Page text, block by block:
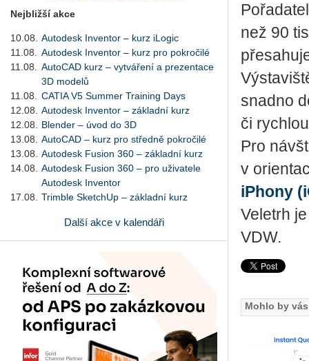
Nejbližší akce
10.08.
Autodesk Inventor – kurz iLogic
11.08.
Autodesk Inventor – kurz pro pokročilé
11.08.
AutoCAD kurz – vytváření a prezentace
3D modelů
11.08.
CATIA V5 Summer Training Days
12.08.
Autodesk Inventor – základní kurz
12.08.
Blender – úvod do 3D
13.08.
AutoCAD – kurz pro středně pokročilé
13.08.
Autodesk Fusion 360 – základní kurz
14.08.
Autodesk Fusion 360 – pro uživatele
Autodesk Inventor
17.08.
Trimble SketchUp – základní kurz
Další akce v kalendáři
než 90
snadno
či
Pro
v
iPhony
Veletrh
VDW.
Mohlo by